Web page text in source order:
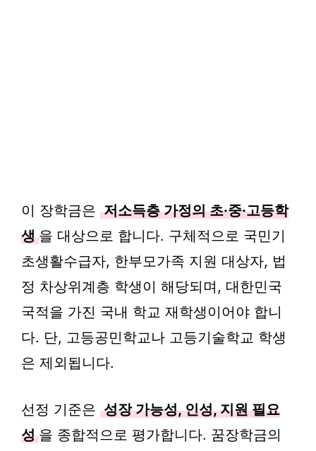
이 장학금은 저소득층 가정의 초·중·고등학
생 을 대상으로 합니다. 구체적으로 국민기
초생활수급자, 한부모가족 지원 대상자, 법
정 차상위계층 학생이 해당되며, 대한민국
국적을 가진 국내 학교 재학생이어야 합니
다. 단, 고등공민학교나 고등기술학교 학생
은 제외됩니다.
선정 기준은 성장 가능성, 인성, 지원 필요
성 을 종합적으로 평가합니다. 꿈장학금의